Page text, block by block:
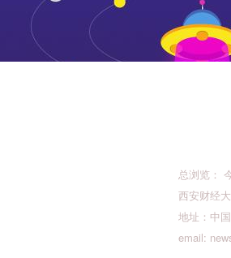
总浏览：
西安财经
地址：中
email: